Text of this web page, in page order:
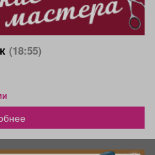
(18:55)